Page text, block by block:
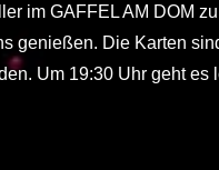
im GAFFEL AM DOM
genießen. Die Karten
Um 19:30 Uhr geht es